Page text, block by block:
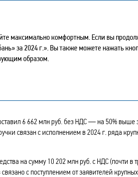
И
6 662 млн руб. без НДС — на 50% выше
связан с исполнением в 2024 г. ряда
на сумму 10 202 млн руб. с НДС (почти в
с поступлением от заявителей
максимально комфортным. Если вы
за 2024 г.». Вы также можете нажать
образом.